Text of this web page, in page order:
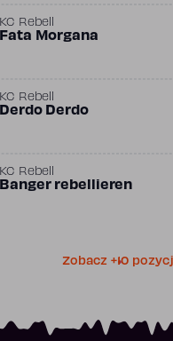
KC Rebell
Fata Morgana
KC Rebell
Derdo Derdo
KC Rebell
Banger rebellieren
Zobacz +10 pozycji